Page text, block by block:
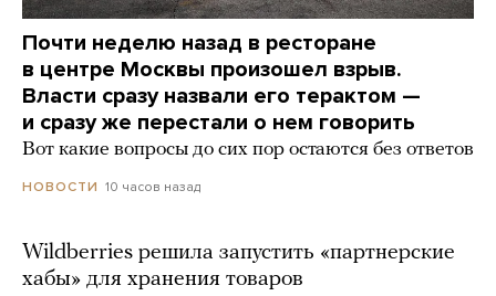
Почти неделю назад в ресторане
в центре Москвы произошел взрыв.
Власти сразу назвали его терактом —
и сразу же перестали о нем говорить
Вот какие вопросы до сих пор остаются без ответов
НОВОСТИ 10 часов назад
Wildberries решила запустить «партнерские
хабы» для хранения товаров